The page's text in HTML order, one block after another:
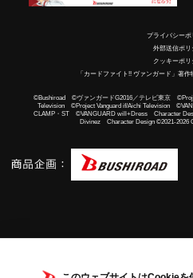
プライバシーポ
外部送信ポリ
クッキーポリ
「カードファイト!! ヴァンガード」著
©Bushiroad ©ヴァンガードG2016／テレビ東京
Television ©Project Vanguard if/Aichi Television
CLAMP・ST ©VANGUARD will+Dress Character
Divinez Character Design ©2021-2026